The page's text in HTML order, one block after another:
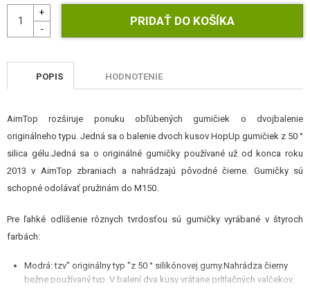
REKLAMNÉ PREDMETY
NOVÝ TOVAR
ZĽAVY, AKCIE
KONTAKT
POPIS HODNOTENIE
AimTop rozširuje ponuku obľúbených gumičiek o dvojbalenie
originálneho typu. Jedná sa o balenie dvoch kusov HopUp gumičiek z 50 °
silica gélu.Jedná sa o originálné gumičky používané už od konca roku
2013 v AimTop zbraniach a nahrádzajú pôvodné čierne. Gumičky sú
schopné odolávať pružinám do M150.
Pre ľahké odlíšenie rôznych tvrdosťou sú gumičky vyrábané v štyroch
farbách:
Modrá: tzv" originálny typ "z 50 ° silikónovej gumy.Nahrádza čierny
bežne používaný typ. V balení dva kusy vrátane prítlačných valčekov.